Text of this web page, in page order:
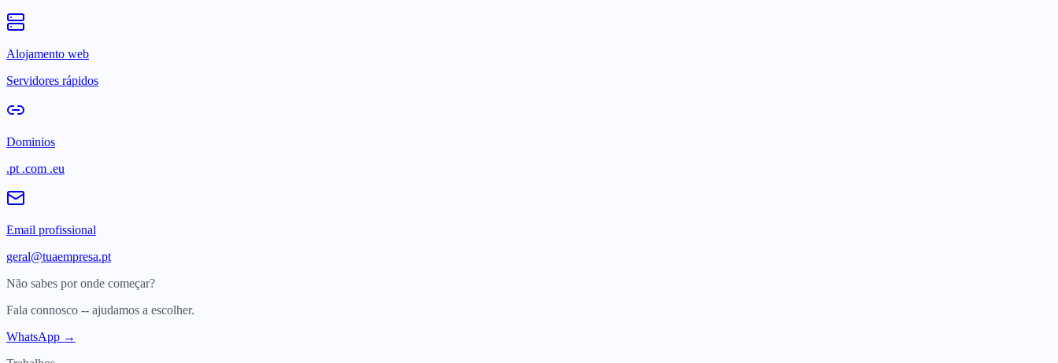
Alojamento web
Servidores rápidos
Dominios
.pt .com .eu
Email profissional
geral@tuaempresa.pt
Não sabes por onde começar?
Fala connosco -- ajudamos a escolher.
WhatsApp →